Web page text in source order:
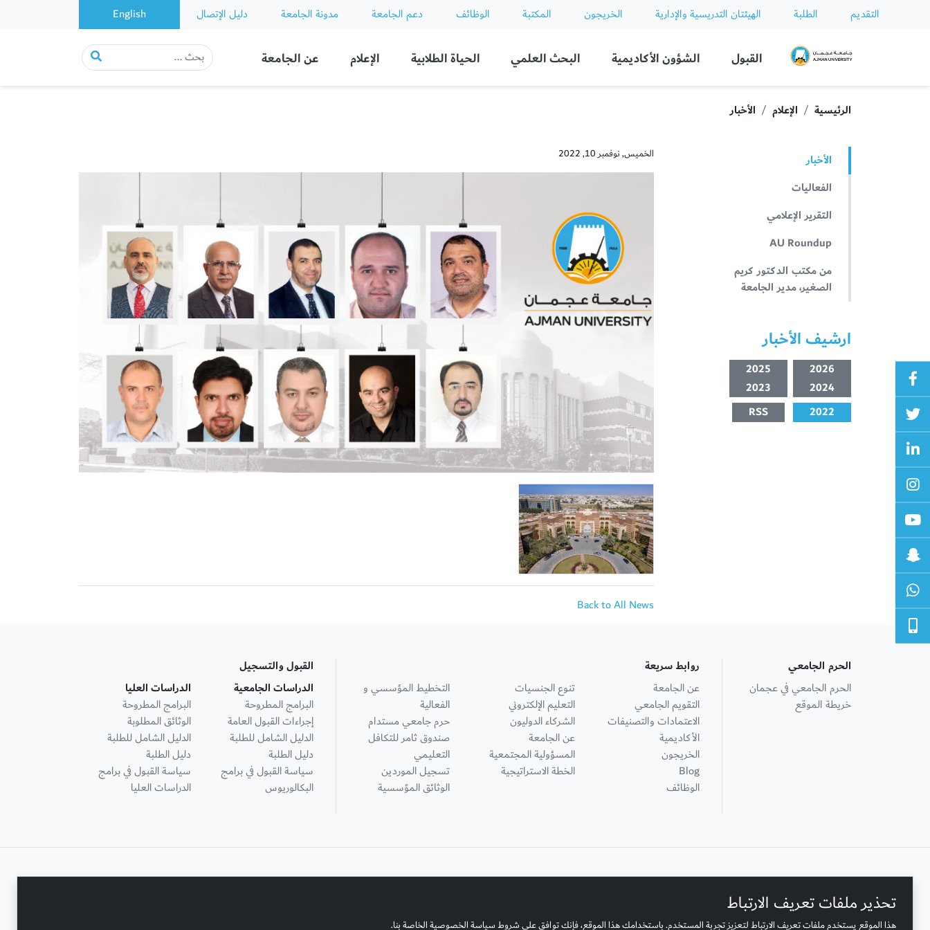
التقديم الطلبة الهيئتان التدريسية والإدارية الخريجون المكتبة الوظائف دعم الجامعة مدونة الجامعة دليل الإتصال English
Ajman University
القبول الشؤون الأكاديمية البحث العلمي الحياة الطلابية الإعلام عن الجامعة
الرئيسية الإعلام الأخبار
الأخبار
الفعاليات
التقرير الإعلامي
AU Roundup
من مكتب الدكتور كريم
الصغير، مدير الجامعة
ارشيف الأخبار
2026
2025
2024
2023
2022
RSS
الخميس, نوفمبر 10, 2022
Back to All News
تحذير ملفات تعريف الارتباط
هذا الموقع يستخدم ملفات تعريف الارتباط لتعزيز تجربة المستخدم. باستخدامك هذا الموقع، فإنك توافق على شروط سياسة الخصوصية الخاصة بنا.
الحرم الجامعي
الحرم الجامعي في عجمان
خريطة الموقع
روابط سريعة
عن الجامعة
التقويم الجامعي
الاعتمادات والتصنيفات
الأكاديمية
الخريجون
Blog
الوظائف
تنوع الجنسيات
التعليم الإلكتروني
الشركاء الدوليون
عن الجامعة
المسؤولية المجتمعية
الخطة الاستراتيجية
التخطيط المؤسسي و
الفعالية
حرم جامعي مستدام
صندوق ثامر للتكافل
التعليمي
تسجيل الموردين
الوثائق المؤسسية
القبول والتسجيل
الدراسات الجامعية
البرامج المطروحة
إجراءات القبول العامة
الدليل الشامل للطلبة
دليل الطلبة
سياسة القبول في برامج
البكالوريوس
الدراسات العليا
البرامج المطروحة
الوثائق المطلوبة
الدليل الشامل للطلبة
دليل الطلبة
سياسة القبول في برامج
الدراسات العليا